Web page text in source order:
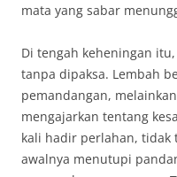
mata yang sabar
Di tengah keheningan
tanpa dipaksa. Lembah
pemandangan,
mengajarkan tentang
kali hadir perlahan, tidak
awalnya menutupi